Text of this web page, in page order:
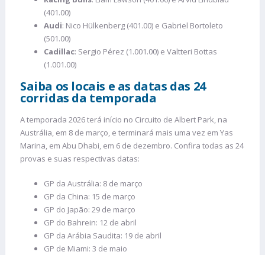
(401.00)
Audi: Nico Hülkenberg (401.00) e Gabriel Bortoleto
(501.00)
Cadillac: Sergio Pérez (1.001.00) e Valtteri Bottas
(1.001.00)
Saiba os locais e as datas das 24
corridas da temporada
A temporada 2026 terá início no Circuito de Albert Park, na
Austrália, em 8 de março, e terminará mais uma vez em Yas
Marina, em Abu Dhabi, em 6 de dezembro. Confira todas as 24
provas e suas respectivas datas:
GP da Austrália: 8 de março
GP da China: 15 de março
GP do Japão: 29 de março
GP do Bahrein: 12 de abril
GP da Arábia Saudita: 19 de abril
GP de Miami: 3 de maio